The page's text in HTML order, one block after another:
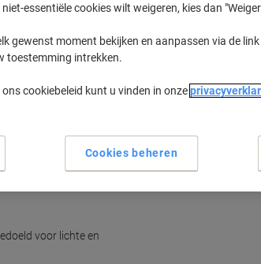
voor lichte en
Aan een lijst
Belangrijkste
Gebruiksvriendelijk
Minimaliseert
essentiële cookies wilt weigeren, kies dan
gewenst moment bekijken en aanpassen via de link
toestemming intrekken.
cookiebeleid kunt u vinden in onze
Cookies beheren